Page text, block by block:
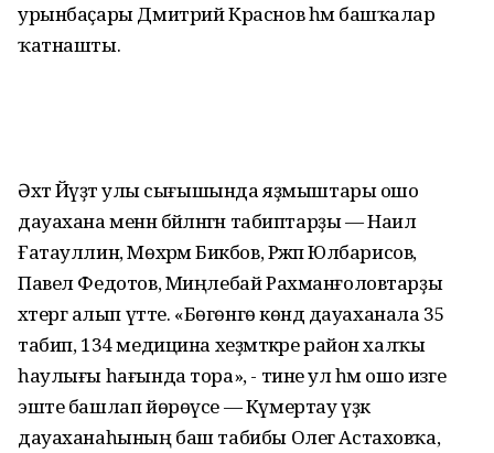
урынбаҫары Дмитрий Краснов һәм башҡалар
ҡатнашты.
Әхәт Йәүҙәт улы сығышында яҙмыштары ошо
дауахана менән бәйләнгән табиптарҙы — Наил
Ғатауллин, Мөхәрәм Бикбов, Рәжәп Юлбарисов,
Павел Федотов, Миңлебай Рахманғоловтарҙы
хәтергә алып үтте. «Бөгөнгө көндә дауаханала 35
табип, 134 медицина хеҙмәткәре район халҡы
һаулығы һағында тора», - тине ул һәм ошо изге
эште башлап йөрөүсе — Күмертау үҙәк
дауаханаһының баш табибы Олег Астаховҡа,